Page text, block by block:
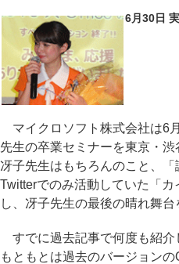
6月30日
マイクロソフト株式会社は6
先生の卒業セミナーを東京・渋
冴子先生はもちろんのこと、
Twitterでのみ活動していた「
し、冴子先生の最後の晴れ舞台
すでに過去記事で何度も紹介
もともとは過去のバージョン